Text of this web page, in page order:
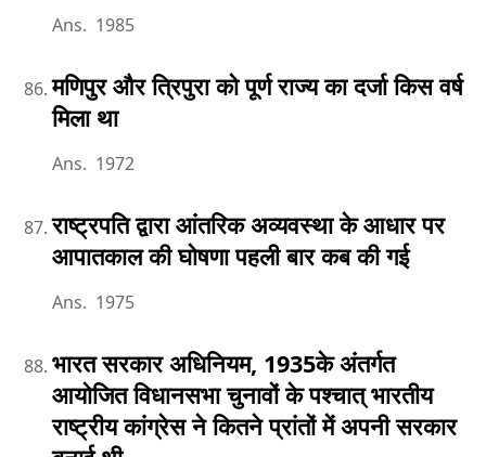
Ans. 1985
मणिपुर और त्रिपुरा को पूर्ण राज्य का दर्जा किस वर्ष
मिला था
Ans. 1972
राष्ट्रपति द्वारा आंतरिक अव्यवस्था के आधार पर
आपातकाल की घोषणा पहली बार कब की गई
Ans. 1975
भारत सरकार अधिनियम, 1935के अंतर्गत
आयोजित विधानसभा चुनावों के पश्चात् भारतीय
राष्ट्रीय कांग्रेस ने कितने प्रांतों में अपनी सरकार